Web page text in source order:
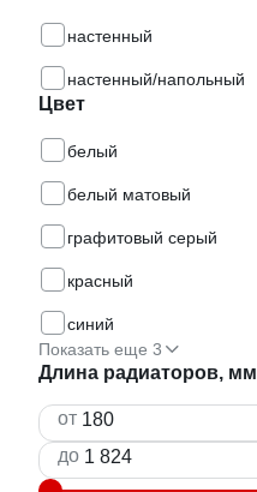
настенный
настенный/напольный
Цвет
белый
белый матовый
графитовый серый
красный
синий
Показать еще 3
Длина радиаторов, мм
от
до